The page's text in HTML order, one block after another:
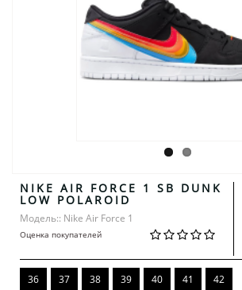
NIKE AIR FORCE 1 SB DUNK
LOW POLAROID
Модель:: Nike Air Force 1
Оценка покупателей
36 37 38 39 40 41 42